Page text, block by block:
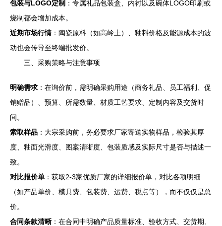
包装与LOGO定制 ：专属礼品包装盒、内衬以及碗体LOGO印刷或
烧制都会增加成本。
近期市场行情：陶瓷原料（如高岭土）、釉料价格及能源成本的波
动也会传导至终端批发价。
三、采购策略与注意事项
明确需求 ：在询价前，需明确采购用途（商务礼品、员工福利、促
销赠品）、预算、所需数量、材质工艺要求、定制内容及交货时
间。
索取样品 ：大宗采购前，务必要求厂家寄送实物样品，检验其厚
度、釉面光滑度、图案清晰度、包装质感及实际尺寸是否与描述一
致。
对比报价单 ：获取2-3家优质厂家的详细报价单，对比各项明细
（如产品单价、模具费、包装费、运费、税点等），而不仅仅是总
价。
合同条款清晰：在合同中明确产品质量标准、验收方式、交货期、